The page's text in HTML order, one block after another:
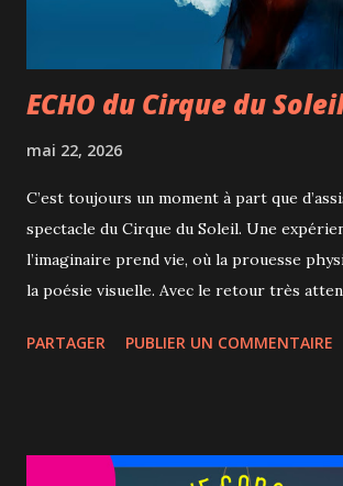
en valeur une remarquable diversité de
acrobaties aériennes, main...
ECHO du Cirque du
mai 22, 2026
C’est toujours un moment à part que
spectacle du Cirque du Soleil. Une
l’imaginaire prend vie, où la prouesse
la poésie visuelle. Avec le retour très
auront de nouveau l’occasion de plonger
Cirque du Soleil, ECHO propose un monde
PARTAGER PUBLIER UN COMMENTAIRE